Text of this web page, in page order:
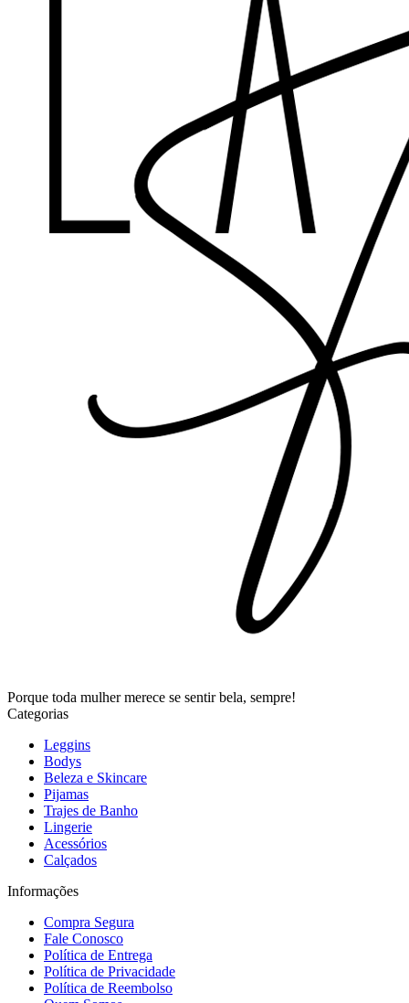
Porque toda mulher merece se sentir bela, sempre!
Categorias
Leggins
Bodys
Beleza e Skincare
Pijamas
Trajes de Banho
Lingerie
Acessórios
Calçados
Informações
Compra Segura
Fale Conosco
Política de Entrega
Política de Privacidade
Política de Reembolso